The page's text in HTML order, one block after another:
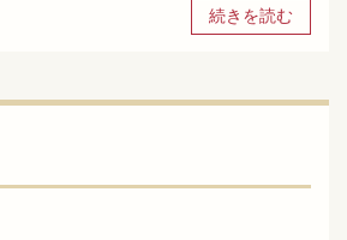
続きを読む